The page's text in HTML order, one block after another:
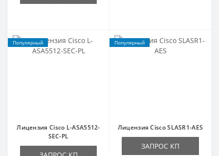
Популярный
Лицензия Cisco L-ASA5512-
SEC-PL
Популярный
Лицензия Cisco SLASR1-AES
ЗАПРОС КП